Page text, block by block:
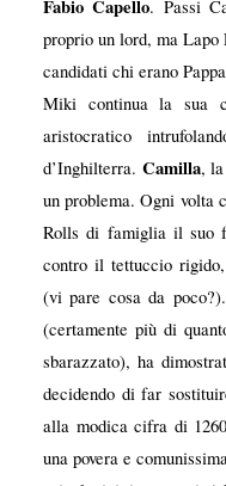
Fabio Capello. Passi
proprio un lord, ma
candidati chi erano
Miki continua la sua
aristocratico
d’Inghilterra. Camilla,
un problema. Ogni volta
Rolls di famiglia il suo
contro il tettuccio rigido,
(vi pare cosa da poco?).
(certamente più di
sbarazzato), ha
decidendo di far
alla modica cifra di
una povera e